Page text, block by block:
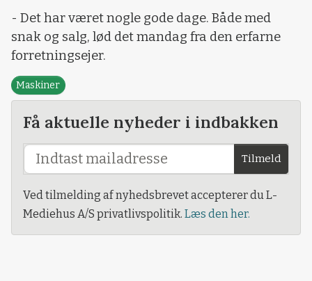
- Det har været nogle gode dage. Både med
snak og salg, lød det mandag fra den erfarne
forretningsejer.
Maskiner
Få aktuelle nyheder i indbakken
Tilmeld
Ved tilmelding af nyhedsbrevet accepterer du L-
Mediehus A/S privatlivspolitik. Læs den her.